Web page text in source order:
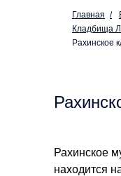
Главная /
Кладбища
Рахинское
Рахинское
находится